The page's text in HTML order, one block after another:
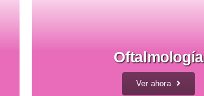
Oftalmología
Ver ahora